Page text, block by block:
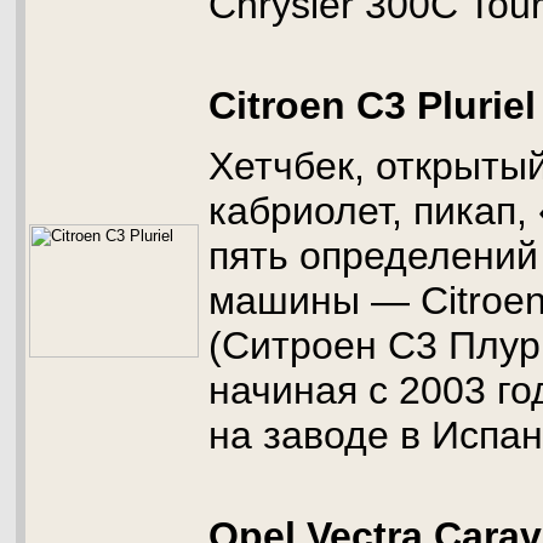
Citroen C3 Pluriel
Хетчбек,
кабриолет,
пять
машины —
(Ситроен C3
начиная с 2003
на заводе в